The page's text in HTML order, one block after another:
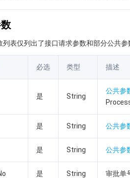
列表仅列出了接口请求参数和部分公共
必选 类型 描述
是 String
公共参
是 String 公共参
是 String 公共参
是 String 审批单